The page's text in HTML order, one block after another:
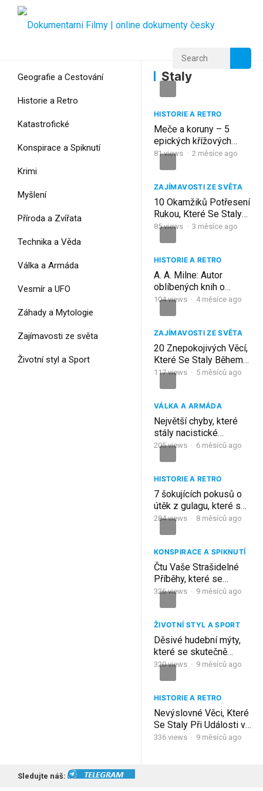
Geografie a Cestování
Historie a Retro
Katastrofické
Konspirace a Spiknutí
Krimi
Myšlení
Příroda a Zvířata
Technika a Věda
Válka a Armáda
Vesmír a UFO
Záhady a Mytologie
Zajímavosti ze světa
Životní styl a Sport
Staly
Staly
HISTORIE A RETRO
Meče a koruny – 5
epických křížových
výprav, které se staly
81views · 2 měsíce ago
ZAJÍMAVOSTI ZE SVĚTA
10 Okamžiků Potřesení
Rukou, Které Se Staly
Historickými
85views · 3 měsíce ago
HISTORIE A RETRO
A. A. Milne: Autor
oblíbených knih o
Medvídkovi Pú, které
104views · 4 měsíce ago
ZAJÍMAVOSTI ZE SVĚTA
20 Znepokojivých Věcí,
Které Se Staly Během
Otroctví
117views · 5 měsíců ago
VÁLKA A ARMÁDA
Největší chyby, které
stály nacistické
Německo druhou
205views · 6 měsíců ago
HISTORIE A RETRO
7 šokujících pokusů o
útěk z gulagu, které se
skutečně staly
284views · 8 měsíců ago
KONSPIRACE A SPIKNUTÍ
Čtu Vaše Strašidelné
Příběhy, které se
OPRAVDU STALY +
326views · 9 měsíců ago
ŽIVOTNÍ STYL A SPORT
Děsivé hudební mýty,
které se skutečně
staly! – Příběhy, z
320views · 9 měsíců ago
HISTORIE A RETRO
Nevýslovné Věci, Které
Se Staly Při Události v
„Nankingu“
336 views · 9 měsíců ago
Sledujte náš: